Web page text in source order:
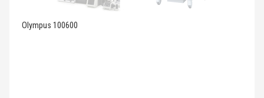
Olympus 100600